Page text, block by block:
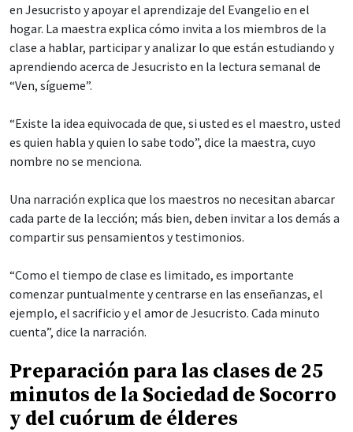
en Jesucristo y apoyar el aprendizaje del Evangelio en el
hogar. La maestra explica cómo invita a los miembros de la
clase a hablar, participar y analizar lo que están estudiando y
aprendiendo acerca de Jesucristo en la lectura semanal de
“Ven, sígueme”.
“Existe la idea equivocada de que, si usted es el maestro, usted
es quien habla y quien lo sabe todo”, dice la maestra, cuyo
nombre no se menciona.
Una narración explica que los maestros no necesitan abarcar
cada parte de la lección; más bien, deben invitar a los demás a
compartir sus pensamientos y testimonios.
“Como el tiempo de clase es limitado, es importante
comenzar puntualmente y centrarse en las enseñanzas, el
ejemplo, el sacrificio y el amor de Jesucristo. Cada minuto
cuenta”, dice la narración.
Preparación para las clases de 25
minutos de la Sociedad de Socorro
y del cuórum de élderes